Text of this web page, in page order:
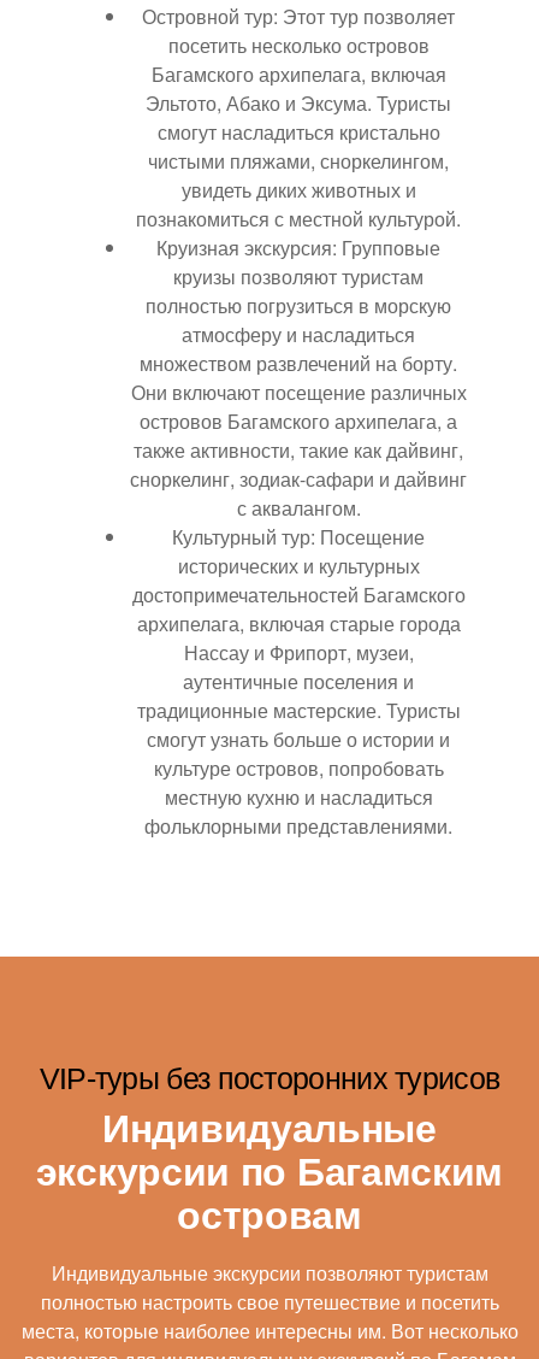
Островной тур: Этот тур позволяет
посетить несколько островов
Багамского архипелага, включая
Эльтото, Абако и Эксума. Туристы
смогут насладиться кристально
чистыми пляжами, сноркелингом,
увидеть диких животных и
познакомиться с местной культурой.
Круизная экскурсия: Групповые
круизы позволяют туристам
полностью погрузиться в морскую
атмосферу и насладиться
множеством развлечений на борту.
Они включают посещение различных
островов Багамского архипелага, а
также активности, такие как дайвинг,
сноркелинг, зодиак-сафари и дайвинг
с аквалангом.
Культурный тур: Посещение
исторических и культурных
достопримечательностей Багамского
архипелага, включая старые города
Нассау и Фрипорт, музеи,
аутентичные поселения и
традиционные мастерские. Туристы
смогут узнать больше о истории и
культуре островов, попробовать
местную кухню и насладиться
фольклорными представлениями.
VIP-туры без посторонних турисов
Индивидуальные
экскурсии по Багамским
островам
Индивидуальные экскурсии позволяют туристам
полностью настроить свое путешествие и посетить
места, которые наиболее интересны им. Вот несколько